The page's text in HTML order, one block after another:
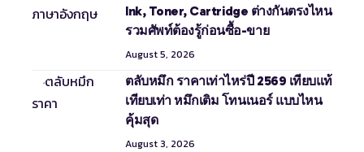
Ink, Toner, Cartridge ต่างกันตรงไหน
รวมศัพท์ต้องรู้ก่อนซื้อ-ขาย
August 5, 2026
ตลับหมึก ราคาเท่าไหร่ปี 2569 เทียบแท้
เทียบเท่า หมึกเติม โทนเนอร์ แบบไหน
คุ้มสุด
August 3, 2026